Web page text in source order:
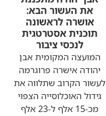
את העשור הבא:
אושרה לראשונה
תוכנית אסטרטגית
לנכסי ציבור
המועצה המקומית אבן
יהודה אישרה פרוגרמה
לעשור הקרוב שתלווה את
גידול האוכלוסייה הצפוי
מכ-15 אלף ל-23 אלף